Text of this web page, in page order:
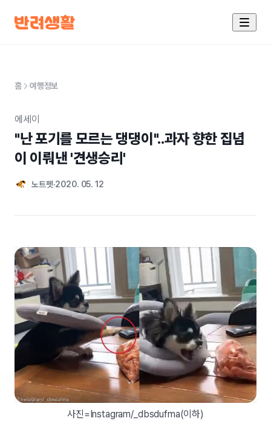
홈 여행정보
에세이
"난 포기를 모르는 댕댕이"..과자 향한 집념
이 이뤄낸 '견생승리'
노트펫 2020. 05. 12
사진=Instagram/_dbsdufma(이하)